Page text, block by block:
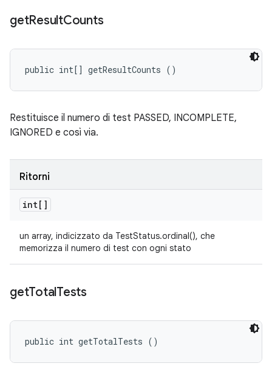
getResultCounts
public int[] getResultCounts ()
Restituisce il numero di test PASSED, INCOMPLETE,
IGNORED e così via.
Ritorni
int[]
un array, indicizzato da TestStatus.ordinal(), che
memorizza il numero di test con ogni stato
getTotalTests
public int getTotalTests ()